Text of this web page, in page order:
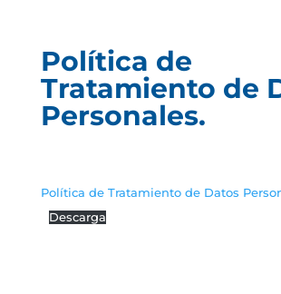
Política de
Tratamiento de
Personales.
Política de Tratamiento de Datos
Descarga